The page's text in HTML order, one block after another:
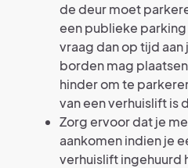
de deur moet
een publieke
vraag dan op tijd
borden mag
hinder om te
van een verhuislift is
Zorg ervoor dat je
aankomen indien je
verhuislift ingehuurd